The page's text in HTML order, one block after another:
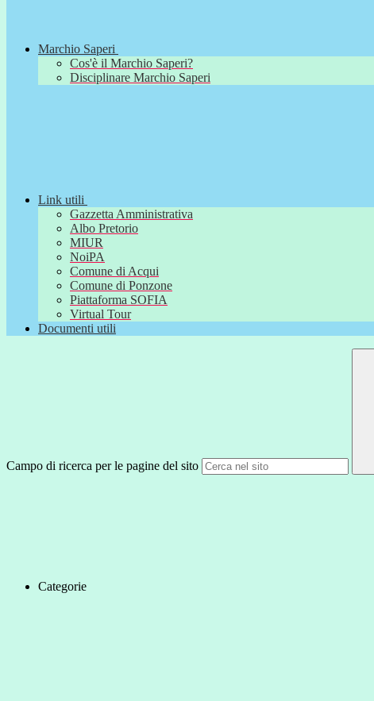
Marchio Saperi
Cos'è il Marchio Saperi?
Disciplinare Marchio Saperi
Link utili
Gazzetta Amministrativa
Albo Pretorio
MIUR
NoiPA
Comune di Acqui
Comune di Ponzone
Piattaforma SOFIA
Virtual Tour
Documenti utili
Campo di ricerca per le pagine del sito
Categorie